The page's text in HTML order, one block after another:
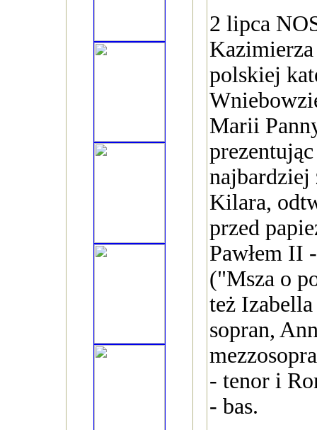
2 lipca
polskiej
Marii
najbardziej
Kilara,
przed
Pawłem II
("Msza o
też
sopran,
- tenor i
- bas.